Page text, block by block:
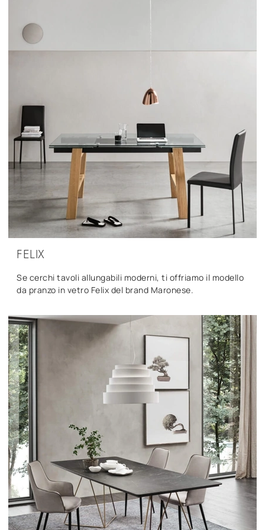
FELIX
Se cerchi tavoli allungabili moderni, ti offriamo il modello
da pranzo in vetro Felix del brand Maronese.